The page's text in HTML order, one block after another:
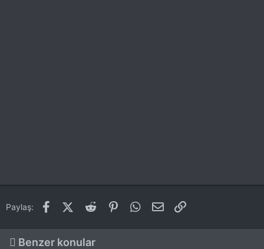
Paylaş: FacebookX (Twitter)
Reddit PinterestWhatsApp
E-posta
Benzer konular